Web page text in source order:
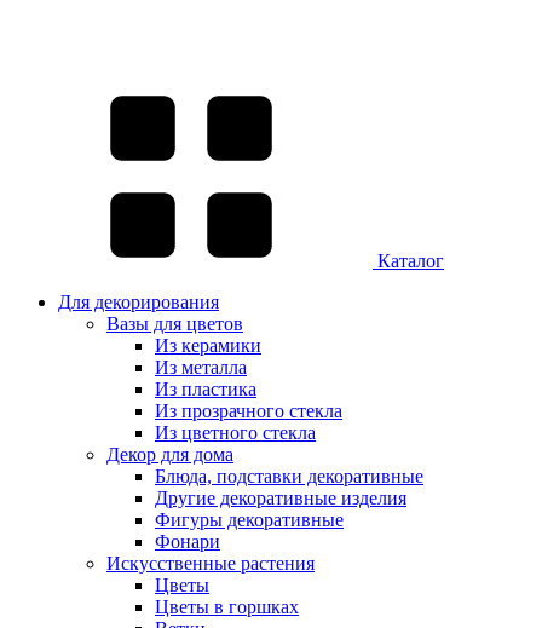
Каталог
Для декорирования
Вазы для цветов
Из керамики
Из металла
Из пластика
Из прозрачного стекла
Из цветного стекла
Декор для дома
Блюда, подставки декоративные
Другие декоративные изделия
Фигуры декоративные
Фонари
Искусственные растения
Цветы
Цветы в горшках